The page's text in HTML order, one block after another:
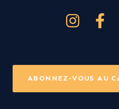
ABONNEZ-VOUS AU